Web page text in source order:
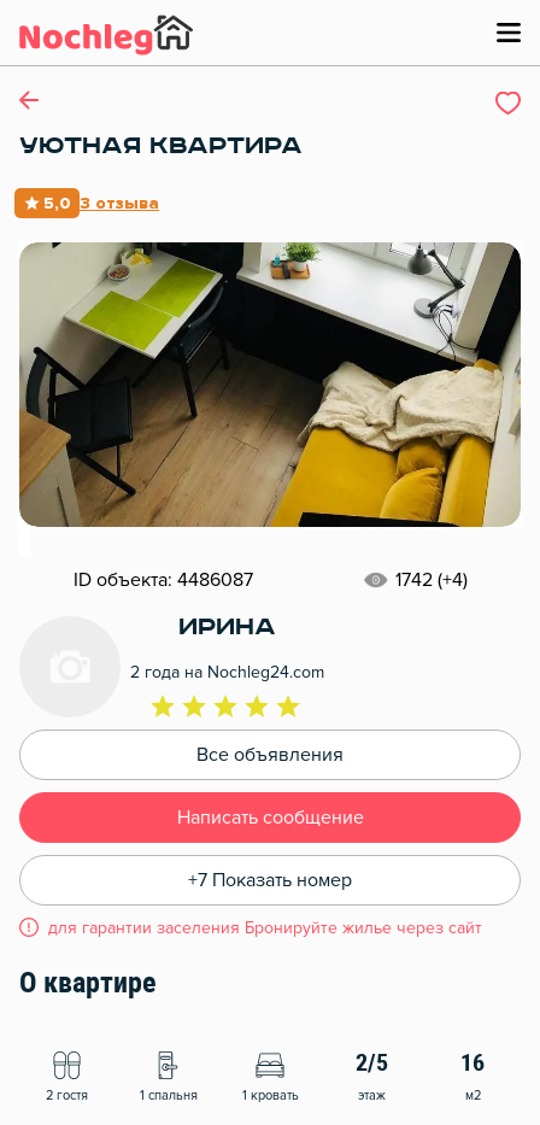
УЮТНАЯ КВАРТИРА
5,0 3 отзыва
ID объекта: 4486087 1742 (+4)
Ирина
2 года на Nochleg24.com
Все объявления
Написать сообщение
+7 Показать номер
для гарантии заселения Бронируйте жилье через сайт
О квартире
2 гостя 1 спальня 1 кровать
2/5
этаж
16
м2